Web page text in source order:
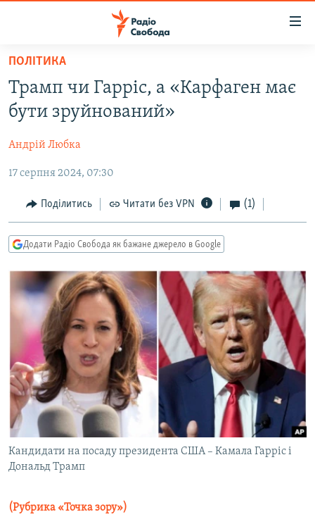
Перейти
основного
матеріалу
Перейти
до
навігації
Перейти
пошуку
ВСЕ ЗА ДОБУ
СТАТТІ
ПОЛІТИКА
ЕКОНОМІКА
СУСПІЛЬСТВО
СПОРТ
УКРАЇНА
СВІТ
ВІЙНА
РОСІЙСЬКА «ФІЛЬТРАЦІЯ»
ДОНБАС.РЕАЛІЇ
КРИМ.РЕАЛІЇ
ТИ ЯК?
СХЕМИ
КИТАЙ.ВИКЛИКИ
МУЛЬТИМЕДІА
ФОТО
СПЕЦПРОЄКТИ
ПОДКАСТИ
РУС
КТАТ
ПОЛІТИКА
Трамп чи Гарріс, а «Карфаген має
бути зруйнований»
Андрій Любка
17 серпня 2024, 07:30
Поділитись Читати без VPN (1)
Додати Радіо Свобода як бажане джерело в Google
Кандидати на посаду президента США – Камала Гарріс і
Дональд Трамп
(Рубрика «Точка зору»)